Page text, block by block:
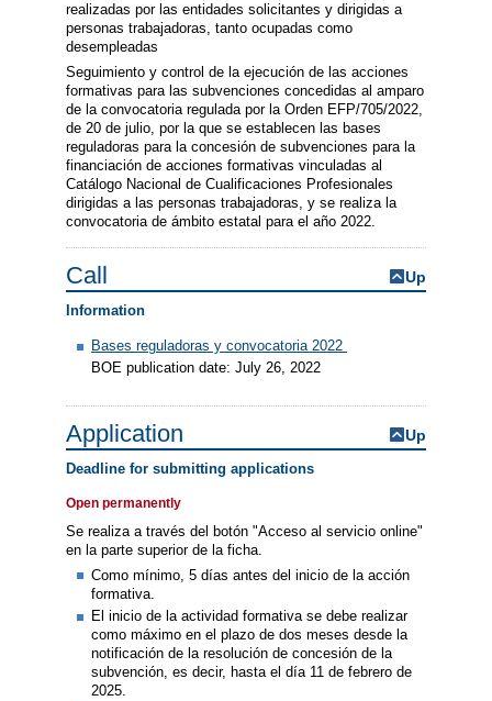
realizadas por las entidades solicitantes y dirigidas a
personas trabajadoras, tanto ocupadas como
desempleadas
Seguimiento y control de la ejecución de las acciones
formativas para las subvenciones concedidas al amparo
de la convocatoria regulada por la Orden EFP/705/2022,
de 20 de julio, por la que se establecen las bases
reguladoras para la concesión de subvenciones para la
financiación de acciones formativas vinculadas al
Catálogo Nacional de Cualificaciones Profesionales
dirigidas a las personas trabajadoras, y se realiza la
convocatoria de ámbito estatal para el año 2022.
Call Up
Information
Bases reguladoras y convocatoria 2022
BOE publication date: July 26, 2022
Application Up
Deadline for submitting applications
Open permanently
Se realiza a través del botón "Acceso al servicio online"
en la parte superior de la ficha.
Como mínimo, 5 días antes del inicio de la acción
formativa.
El inicio de la actividad formativa se debe realizar
como máximo en el plazo de dos meses desde la
notificación de la resolución de concesión de la
subvención, es decir, hasta el día 11 de febrero de
2025.